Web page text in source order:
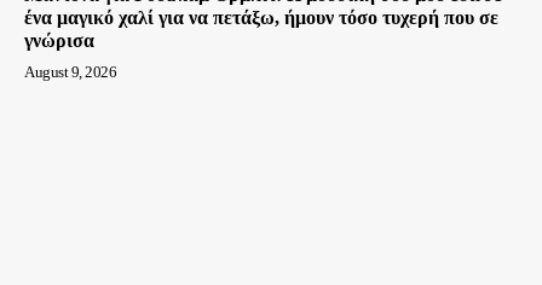
ένα μαγικό χαλί για να πετάξω, ήμουν τόσο τυχερή που σε
γνώρισα
August 9, 2026